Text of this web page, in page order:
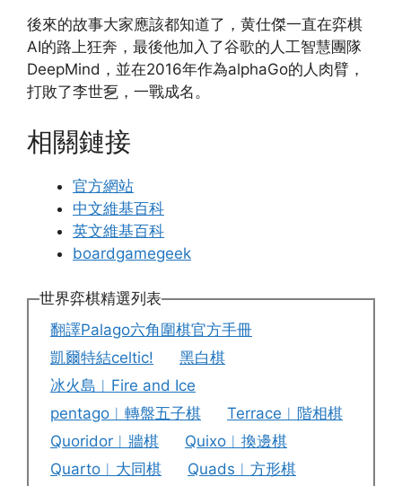
後來的故事大家應該都知道了，黄仕傑一直在弈棋
AI的路上狂奔，最後他加入了谷歌的人工智慧團隊
DeepMind，並在2016年作為alphaGo的人肉臂，
打敗了李世乭，一戰成名。
相關鏈接
官方網站
中文維基百科
英文維基百科
boardgamegeek
世界弈棋精選列表
翻譯Palago六角圍棋官方手冊
凱爾特結celtic!
黑白棋
冰火島︱Fire and Ice
pentago︱轉盤五子棋
Terrace︱階相棋
Quoridor︱牆棋
Quixo︱換邊棋
Quarto︱大同棋
Quads︱方形棋